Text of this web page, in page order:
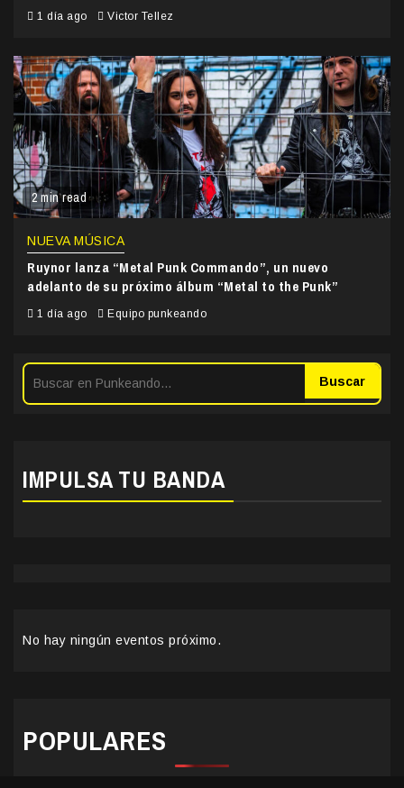
1 día ago Victor Tellez
2 min read
NUEVA MÚSICA
Ruynor lanza “Metal Punk Commando”, un nuevo
adelanto de su próximo álbum “Metal to the Punk”
1 día ago Equipo punkeando
Buscar
IMPULSA TU BANDA
No hay ningún eventos próximo.
POPULARES